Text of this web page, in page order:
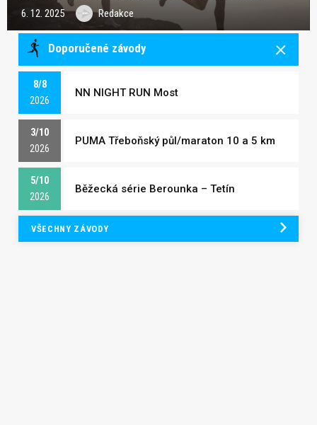
6. 12. 2025 Redakce
Doporučené závody
8/8
2026
NN NIGHT RUN Most
3/10
2026
PUMA Třeboňský půl/maraton 10 a 5 km
5/10
2026
Běžecká série Berounka – Tetín
VŠECHNY ZÁVODY